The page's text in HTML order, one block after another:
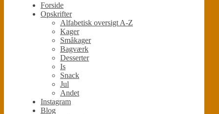
Forside
Opskrifter
Alfabetisk oversigt A-Z
Kager
Småkager
Bagværk
Desserter
Is
Snack
Jul
Andet
Instagram
Blog